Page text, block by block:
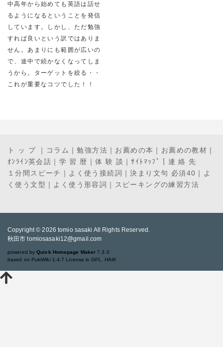
中高年から始めても英語は話せ
るようになるということを発信
しています。しかし、ただ勉強
すれば良いという訳ではありま
せん。あまりにも範囲が広いの
で、途中で続かなくなってしま
うから。ターゲットを絞る・・
これが重要なコツでした！！
ト ッ プ ｜ コラム ｜勉強方法 ｜ お薦めの本 ｜ お薦めの教材 ｜
ｵﾝﾗｲﾝ英会話 ｜ 学 習 暦 ｜体 験 談 ｜ｻｲﾄﾏｯﾌﾟ
連 絡 先
１分間スピーチ ｜ よく使う接続詞 ｜決まり文句 必須40 ｜
よ
く使う文型 ｜ よく使う形容詞 ｜ スピーキングの練習方法
Copyright © 2026tomio sasaki All Rights Reserved.
秋田市 tomiosasaki12@gmail.com
powered byQuick Homepage Maker 7.3.0
based on PukiWiki 1.4.7 License is GPL. HAIK